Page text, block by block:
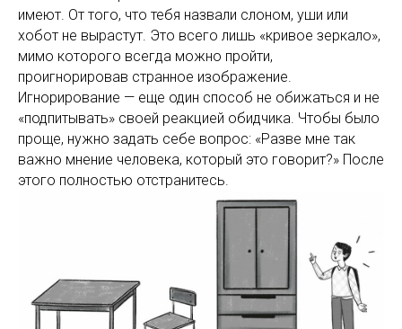
имеют. От того, что тебя назвали слоном, уши или
хобот не вырастут. Это всего лишь «кривое зеркало»,
мимо которого всегда можно пройти,
проигнорировав странное изображение.
Игнорирование — еще один способ не обижаться и не
«подпитывать» своей реакцией обидчика. Чтобы было
проще, нужно задать себе вопрос: «Разве мне так
важно мнение человека, который это говорит?» После
этого полностью отстранитесь.